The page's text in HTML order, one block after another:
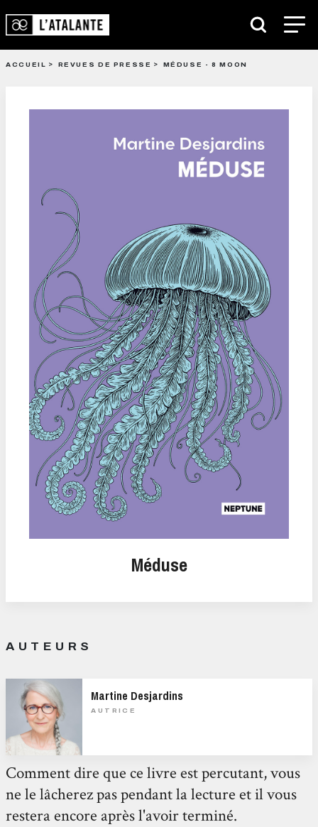
ACCUEIL REVUES DE PRESSE MÉDUSE - 8 MOON
Méduse
AUTEURS
Martine Desjardins
AUTRICE
Comment dire que ce livre est percutant, vous
ne le lâcherez pas pendant la lecture et il vous
restera encore après l'avoir terminé.